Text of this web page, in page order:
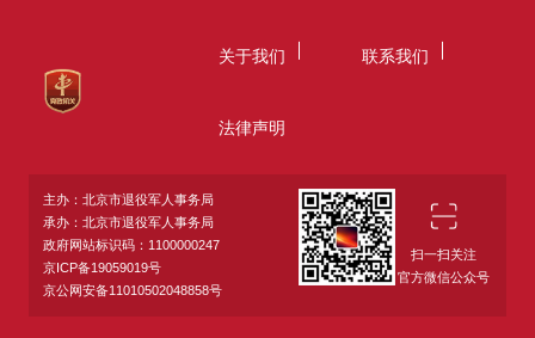
关于我们 联系我们
法律声明
主办：北京市退役军人事务局
承办：北京市退役军人事务局
政府网站标识码：1100000247
京ICP备19059019号
京公网安备11010502048858号
扫一扫关注
官方微信公众号